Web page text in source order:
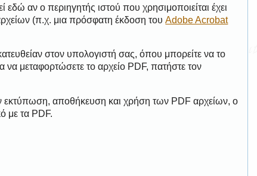
αν ο περιηγητής ιστού που χρησιμοποιείται έχει
(π.χ. μια πρόσφατη έκδοση τουAdobe Acrobat
στον υπολογιστή σας, όπου μπορείτε να το
μεταφορτώσετε το αρχείο PDF, πατήστε τον
εκτύπωση, αποθήκευση και χρήση των PDF αρχείων, ο
με τα PDF.